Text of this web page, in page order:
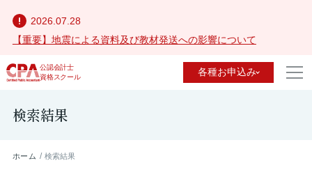
2026.07.28
【重要】地震による資料及び教材発送への影響について
公認会計士
資格スクール
各種お申込み
検索結果
ホーム 検索結果